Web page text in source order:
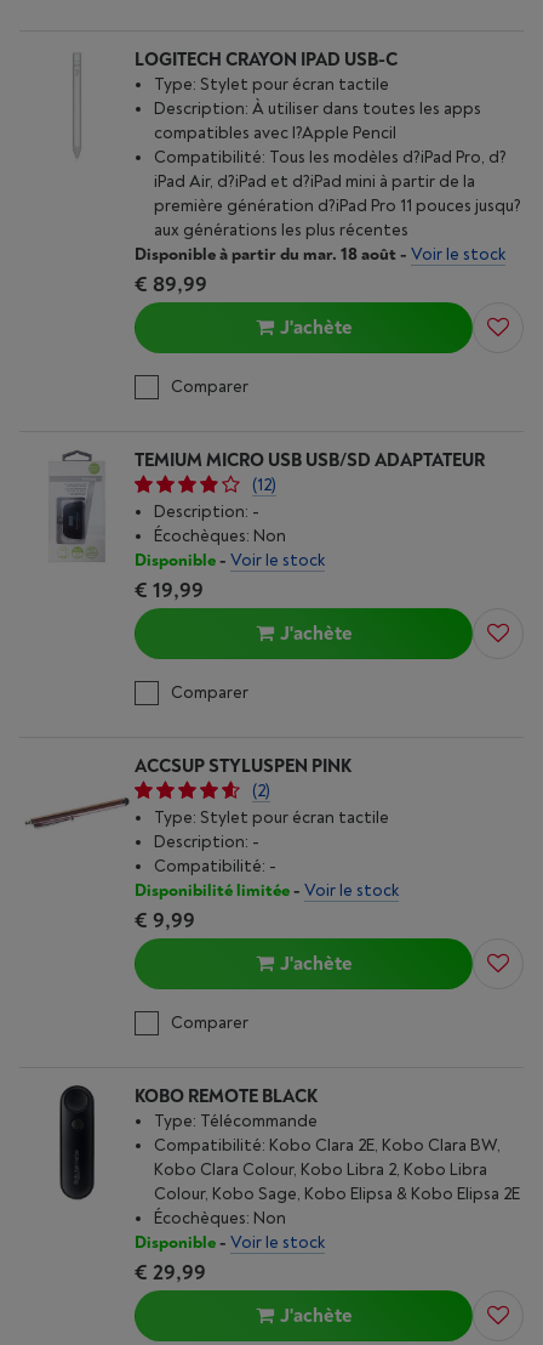
LOGITECH CRAYON IPAD USB-C
Type: Stylet pour écran tactile
Description: À utiliser dans toutes les apps
compatibles avec l?Apple Pencil
Compatibilité: Tous les modèles d?iPad Pro, d?
iPad Air, d?iPad et d?iPad mini à partir de la
première génération d?iPad Pro 11 pouces jusqu?
aux générations les plus récentes
Disponible à partir du mar. 18 août- Voir le stock
€ 89,99
J'achète
Comparer
TEMIUM MICRO USB USB/SD ADAPTATEUR
(12)
Description: -
Écochèques: Non
Disponible- Voir le stock
€ 19,99
J'achète
Comparer
ACCSUP STYLUSPEN PINK
(2)
Type: Stylet pour écran tactile
Description: -
Compatibilité: -
Disponibilité limitée- Voir le stock
€ 9,99
J'achète
Comparer
KOBO REMOTE BLACK
Type: Télécommande
Compatibilité: Kobo Clara 2E, Kobo Clara BW,
Kobo Clara Colour, Kobo Libra 2, Kobo Libra
Colour, Kobo Sage, Kobo Elipsa & Kobo Elipsa 2E
Écochèques: Non
Disponible- Voir le stock
€ 29,99
J'achète